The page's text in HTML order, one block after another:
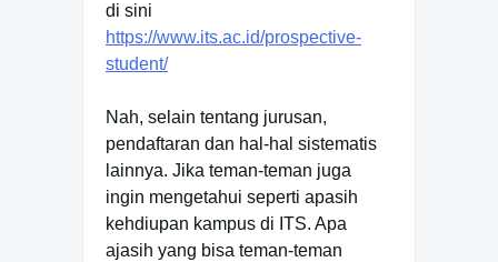
di sini
https://www.its.ac.id/prospective-
student/
Nah, selain tentang jurusan,
pendaftaran dan hal-hal sistematis
lainnya. Jika teman-teman juga
ingin mengetahui seperti apasih
kehdiupan kampus di ITS. Apa
ajasih yang bisa teman-teman